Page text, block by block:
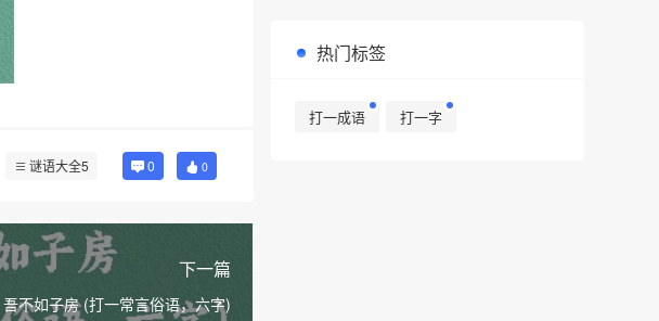
谜语大全5 0 0
下一篇
吾不如子房 (打一常言俗语，六字)
热门标签
打一成语 打一字